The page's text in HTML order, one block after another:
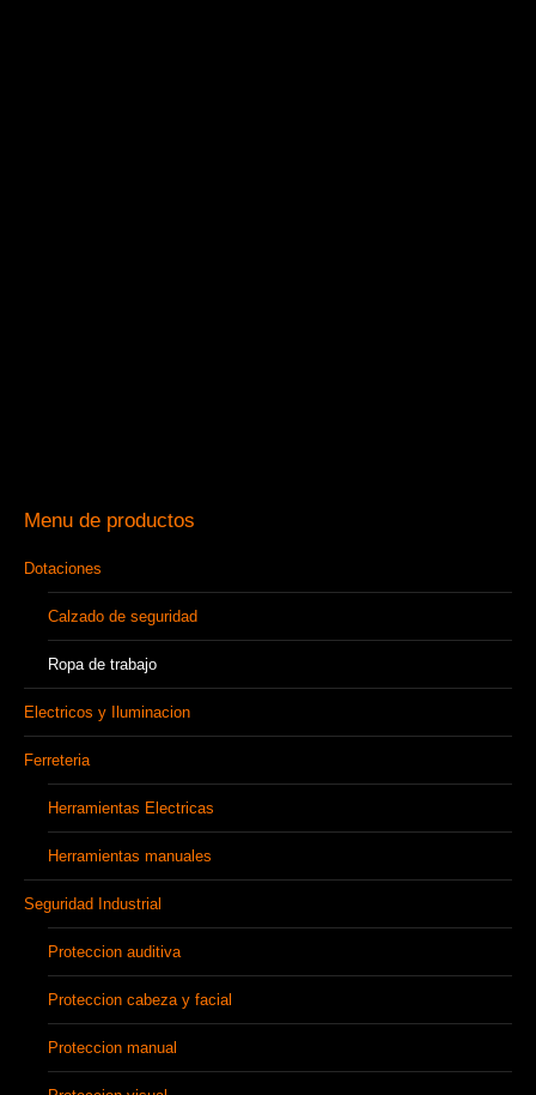
Menu de productos
Dotaciones
Calzado de seguridad
Ropa de trabajo
Electricos y Iluminacion
Ferreteria
Herramientas Electricas
Herramientas manuales
Seguridad Industrial
Proteccion auditiva
Proteccion cabeza y facial
Proteccion manual